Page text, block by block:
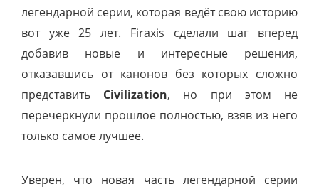
легендарной серии, которая ведёт свою историю
вот уже 25 лет. Firaxis сделали шаг вперед
добавив новые и интересные решения,
отказавшись от канонов без которых сложно
представить Civilization, но при этом не
перечеркнули прошлое полностью, взяв из него
только самое лучшее.
Уверен, что новая часть легендарной серии